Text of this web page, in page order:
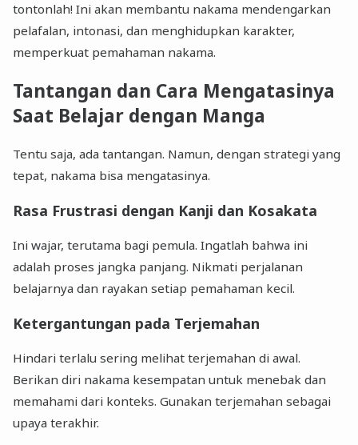
tontonlah! Ini akan membantu nakama mendengarkan
pelafalan, intonasi, dan menghidupkan karakter,
memperkuat pemahaman nakama.
Tantangan dan Cara Mengatasinya
Saat Belajar dengan Manga
Tentu saja, ada tantangan. Namun, dengan strategi yang
tepat, nakama bisa mengatasinya.
Rasa Frustrasi dengan Kanji dan Kosakata
Ini wajar, terutama bagi pemula. Ingatlah bahwa ini
adalah proses jangka panjang. Nikmati perjalanan
belajarnya dan rayakan setiap pemahaman kecil.
Ketergantungan pada Terjemahan
Hindari terlalu sering melihat terjemahan di awal.
Berikan diri nakama kesempatan untuk menebak dan
memahami dari konteks. Gunakan terjemahan sebagai
upaya terakhir.